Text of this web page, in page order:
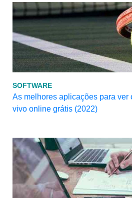
SOFTWARE
As melhores aplicações para ver
vivo online grátis (2022)